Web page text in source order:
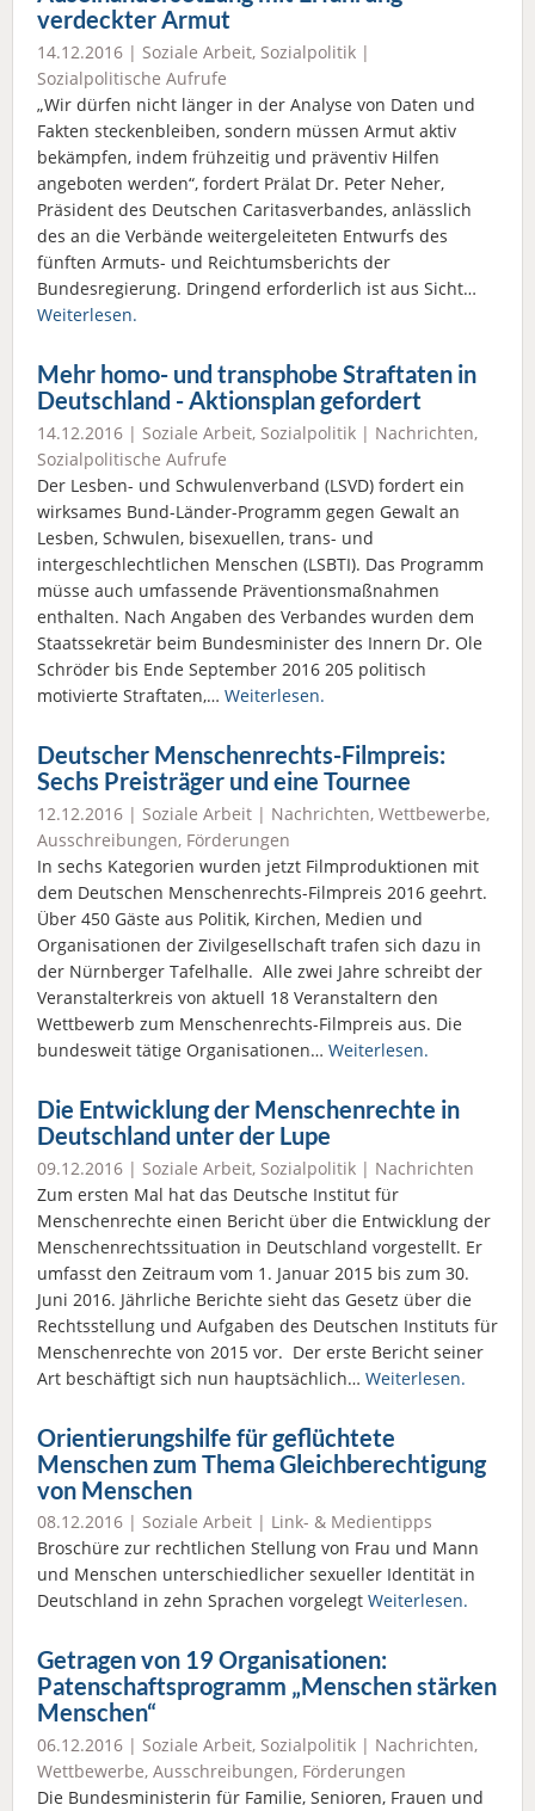
verdeckter Armut
14.12.2016 | Soziale Arbeit, Sozialpolitik |
Sozialpolitische Aufrufe
„Wir dürfen nicht länger in der Analyse von Daten und
Fakten steckenbleiben, sondern müssen Armut aktiv
bekämpfen, indem frühzeitig und präventiv Hilfen
angeboten werden“, fordert Prälat Dr. Peter Neher,
Präsident des Deutschen Caritasverbandes, anlässlich
des an die Verbände weitergeleiteten Entwurfs des
fünften Armuts- und Reichtumsberichts der
Bundesregierung. Dringend erforderlich ist aus Sicht…
Weiterlesen.
Mehr homo- und transphobe Straftaten in
Deutschland - Aktionsplan gefordert
14.12.2016 | Soziale Arbeit, Sozialpolitik | Nachrichten,
Sozialpolitische Aufrufe
Der Lesben- und Schwulenverband (LSVD) fordert ein
wirksames Bund-Länder-Programm gegen Gewalt an
Lesben, Schwulen, bisexuellen, trans- und
intergeschlechtlichen Menschen (LSBTI). Das Programm
müsse auch umfassende Präventionsmaßnahmen
enthalten. Nach Angaben des Verbandes wurden dem
Staatssekretär beim Bundesminister des Innern Dr. Ole
Schröder bis Ende September 2016 205 politisch
motivierte Straftaten,… Weiterlesen.
Deutscher Menschenrechts-Filmpreis:
Sechs Preisträger und eine Tournee
12.12.2016 | Soziale Arbeit | Nachrichten, Wettbewerbe,
Ausschreibungen, Förderungen
In sechs Kategorien wurden jetzt Filmproduktionen mit
dem Deutschen Menschenrechts-Filmpreis 2016 geehrt.
Über 450 Gäste aus Politik, Kirchen, Medien und
Organisationen der Zivilgesellschaft trafen sich dazu in
der Nürnberger Tafelhalle. Alle zwei Jahre schreibt der
Veranstalterkreis von aktuell 18 Veranstaltern den
Wettbewerb zum Menschenrechts-Filmpreis aus. Die
bundesweit tätige Organisationen… Weiterlesen.
Die Entwicklung der Menschenrechte in
Deutschland unter der Lupe
09.12.2016 | Soziale Arbeit, Sozialpolitik | Nachrichten
Zum ersten Mal hat das Deutsche Institut für
Menschenrechte einen Bericht über die Entwicklung der
Menschenrechtssituation in Deutschland vorgestellt. Er
umfasst den Zeitraum vom 1. Januar 2015 bis zum 30.
Juni 2016. Jährliche Berichte sieht das Gesetz über die
Rechtsstellung und Aufgaben des Deutschen Instituts für
Menschenrechte von 2015 vor. Der erste Bericht seiner
Art beschäftigt sich nun hauptsächlich… Weiterlesen.
Orientierungshilfe für geflüchtete
Menschen zum Thema Gleichberechtigung
von Menschen
08.12.2016 | Soziale Arbeit | Link- & Medientipps
Broschüre zur rechtlichen Stellung von Frau und Mann
und Menschen unterschiedlicher sexueller Identität in
Deutschland in zehn Sprachen vorgelegt Weiterlesen.
Getragen von 19 Organisationen:
Patenschaftsprogramm „Menschen stärken
Menschen“
06.12.2016 | Soziale Arbeit, Sozialpolitik | Nachrichten,
Wettbewerbe, Ausschreibungen, Förderungen
Die Bundesministerin für Familie, Senioren, Frauen und